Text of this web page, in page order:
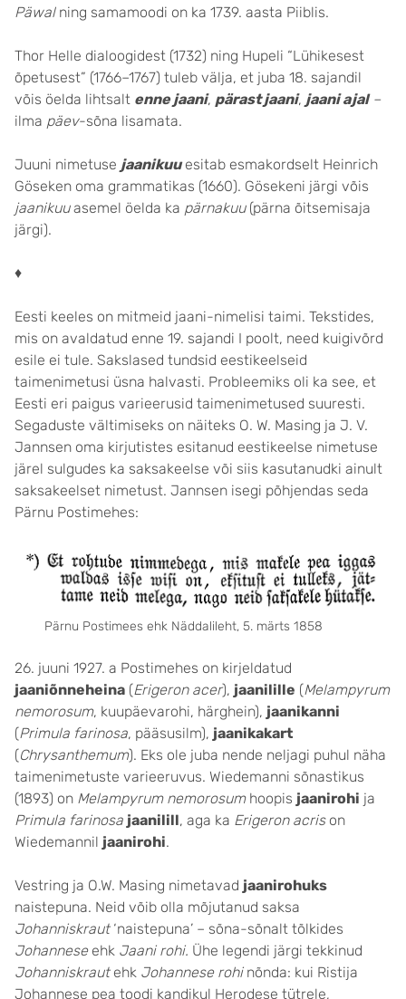
Päwalning samamoodi on ka 1739. aasta Piiblis.
Thor Helle dialoogidest (1732) ning Hupeli “Lühikesest
õpetusest” (1766–1767) tuleb välja, et juba 18. sajandil
võis öelda lihtsalt enne jaani, pärast jaani, jaani ajal–
ilma päev-sõna lisamata.
Juuni nimetuse jaanikuuesitab esmakordselt Heinrich
Göseken oma grammatikas (1660). Gösekeni järgi võis
jaanikuuasemel öelda ka pärnakuu(pärna õitsemisaja
järgi).
♦
Eesti keeles on mitmeid jaani-nimelisi taimi. Tekstides,
mis on avaldatud enne 19. sajandi I poolt, need kuigivõrd
esile ei tule. Sakslased tundsid eestikeelseid
taimenimetusi üsna halvasti. Probleemiks oli ka see, et
Eesti eri paigus varieerusid taimenimetused suuresti.
Segaduste vältimiseks on näiteks O. W. Masing ja J. V.
Jannsen oma kirjutistes esitanud eestikeelse nimetuse
järel sulgudes ka saksakeelse või siis kasutanudki ainult
saksakeelset nimetust. Jannsen isegi põhjendas seda
Pärnu Postimehes:
Pärnu Postimees ehk Näddalileht, 5. märts 1858
26. juuni 1927. a Postimehes on kirjeldatud
jaaniõnneheina (Erigeron acer), jaanilille (Melampyrum
nemorosum, kuupäevarohi, härghein), jaanikanni
(Primula farinosa, pääsusilm), jaanikakart
(Chrysanthemum). Eks ole juba nende neljagi puhul näha
taimenimetuste varieeruvus. Wiedemanni sõnastikus
(1893) on Melampyrum nemorosumhoopis jaanirohi ja
Primula farinosa jaanilill, aga ka Erigeron acrison
Wiedemannil jaanirohi.
Vestring ja O.W. Masing nimetavad jaanirohuks
naistepuna. Neid võib olla mõjutanud saksa
Johanniskraut ‘naistepuna’ – sõna-sõnalt tõlkides
Johanneseehk Jaani rohi. Ühe legendi järgi tekkinud
Johanniskrautehk Johannese rohinõnda: kui Ristija
Johannese pea toodi kandikul Herodese tütrele,